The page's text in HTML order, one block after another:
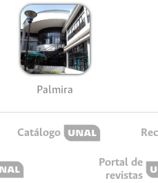
Palmira
Catálogo
Portal de
revistas